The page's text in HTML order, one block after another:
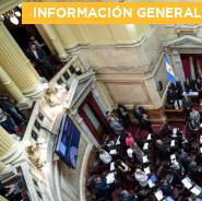
INFORMACIÓN GENERAL